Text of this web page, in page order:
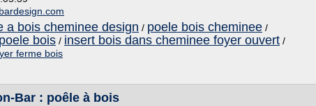
a bois cheminee design / poele bois cheminee /
bois / insert bois dans cheminee foyer ouvert /
ferme bois
Bar : poêle à bois